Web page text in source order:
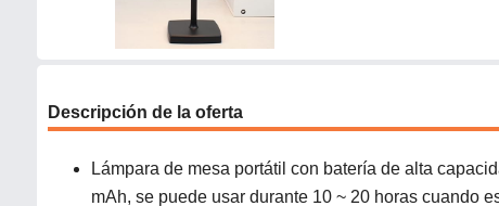
Descripción de la oferta
Lámpara de mesa portátil con batería de alta
mAh, se puede usar durante 10 ~ 20 horas cuando